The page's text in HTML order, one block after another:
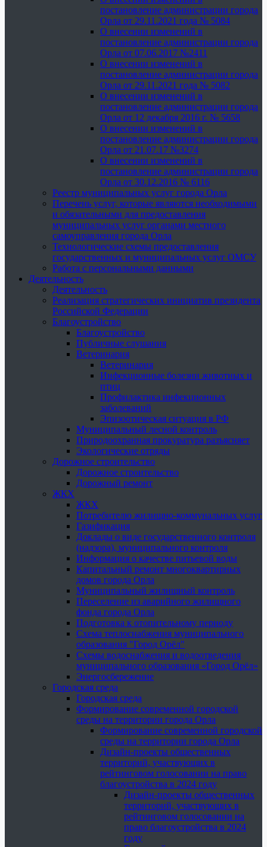
постановление администрации города
Орла от 29.11.2021 года № 5084
О внесении изменений в
постановление администрации города
Орла от 07.06.2017 №2411
О внесении изменений в
постановление администрации города
Орла от 29.11.2021 года № 5082
О внесении изменений в
постановление администрации города
Орла от 12 декабря 2016 г. № 5658
О внесении изменений в
постановление администрации города
Орла от 21.07.17 №3274
О внесении изменений в
постановление администрации города
Орла от 30.12.2016 № 6116
Реестр муниципальных услуг города Орла
Перечень услуг, которые являются необходимыми
и обязательными для предоставления
муниципальных услуг органами местного
самоуправления города Орла
Технологические схемы предоставления
государственных и муниципальных услуг ОМСУ
Работа с персональными данными
Деятельность
Деятельность
Реализация стратегических инициатив президента
Российской Федерации
Благоустройство
Благоустройство
Публичные слушания
Ветеринария
Ветеринария
Инфекционные болезни животных и
птиц
Профилактика инфекционных
заболеваний
Эпизоотическая ситуация в РФ
Муниципальный лесной контроль
Природоохранная прокуратура разъясняет
Экологические отряды
Дорожное строительство
Дорожное строительство
Дорожный ремонт
ЖКХ
ЖКХ
Потребителю жилищно-коммунальных услуг
Газификация
Доклады о виде государственного контроля
(надзора), муниципального контроля
Информация о качестве питьевой воды
Капитальный ремонт многоквартирных
домов города Орла
Муниципальный жилищный контроль
Переселение из аварийного жилищного
фонда города Орла
Подготовка к отопительному периоду
Схема теплоснабжения муниципального
образования "Город Орёл"
Схемы водоснабжения и водоотведения
муниципального образования «Город Орёл»
Энергосбережение
Городская среда
Городская среда
Формирование современной городской
среды на территории города Орла
Формирование современной городской
среды на территории города Орла
Дизайн-проекты общественных
территорий, участвующих в
рейтинговом голосовании на право
благоустройства в 2024 году
Дизайн-проекты общественных
территорий, участвующих в
рейтинговом голосовании на
право благоустройства в 2024
году